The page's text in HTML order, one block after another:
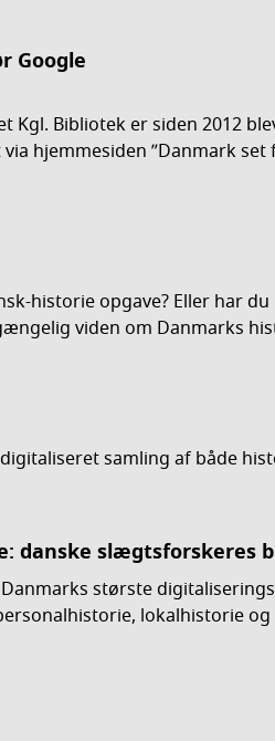
Google
Kgl. Bibliotek er siden 2012
hjemmesiden ”Danmark set
historie opgave? Eller har
viden om Danmarks
samling af både
danske slægtsforskeres
største
lokalhistorie og